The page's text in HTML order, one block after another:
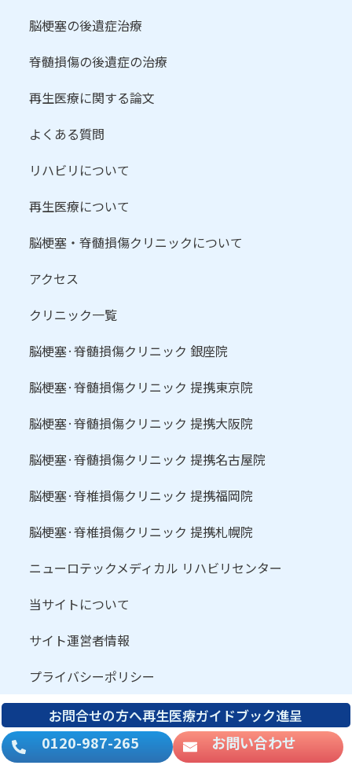
脳梗塞の後遺症治療
脊髄損傷の後遺症の治療
再生医療に関する論文
よくある質問
リハビリについて
再生医療について
脳梗塞・脊髄損傷クリニックについて
アクセス
クリニック一覧
脳梗塞·脊髄損傷クリニック 銀座院
脳梗塞·脊髄損傷クリニック 提携東京院
脳梗塞·脊髄損傷クリニック 提携大阪院
脳梗塞·脊髄損傷クリニック 提携名古屋院
脳梗塞·脊椎損傷クリニック 提携福岡院
脳梗塞·脊椎損傷クリニック 提携札幌院
ニューロテックメディカル リハビリセンター
当サイトについて
サイト運営者情報
プライバシーポリシー
お問合せの方へ再生医療ガイドブック進呈
0120-987-265 お問い合わせ